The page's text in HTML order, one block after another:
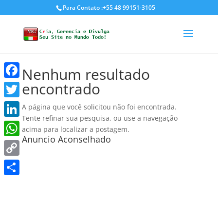
Para Contato :+55 48 99151-3105
Nenhum resultado
encontrado
A página que você solicitou não foi encontrada.
Tente refinar sua pesquisa, ou use a navegação
acima para localizar a postagem.
Anuncio Aconselhado
Facebook
Twitter
LinkedIn
WhatsApp
Copy